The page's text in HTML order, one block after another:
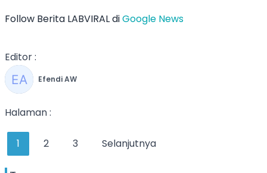
Follow Berita LABVIRAL diGoogle News
Editor :
Efendi AW
Halaman :
1 2 3 Selanjutnya